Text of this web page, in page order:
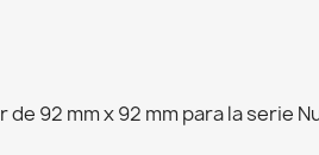
92 mm x 92 mm para la serie